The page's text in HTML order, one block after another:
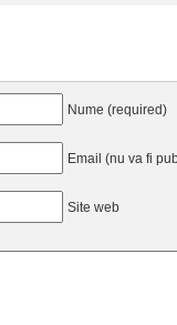
Nume (required)
Email (nu va fi
Site web